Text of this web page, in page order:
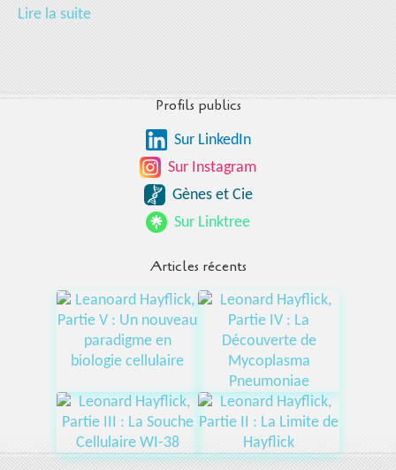
Lire la suite
Profils publics
Sur LinkedIn
Sur Instagram
Gènes et Cie
Sur Linktree
Articles récents